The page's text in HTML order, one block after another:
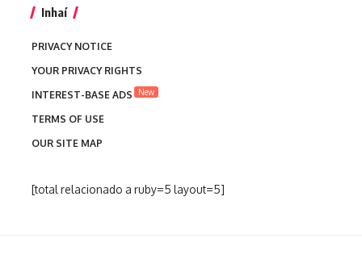
Inhaí
PRIVACY NOTICE
YOUR PRIVACY RIGHTS
INTEREST-BASE ADS
New
TERMS OF USE
OUR SITE MAP
[total relacionado a ruby=5 layout=5]